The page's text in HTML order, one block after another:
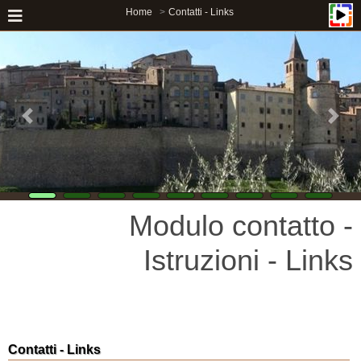
Home Contatti - Links
Modulo contatto -
Istruzioni - Links
Contatti - Links